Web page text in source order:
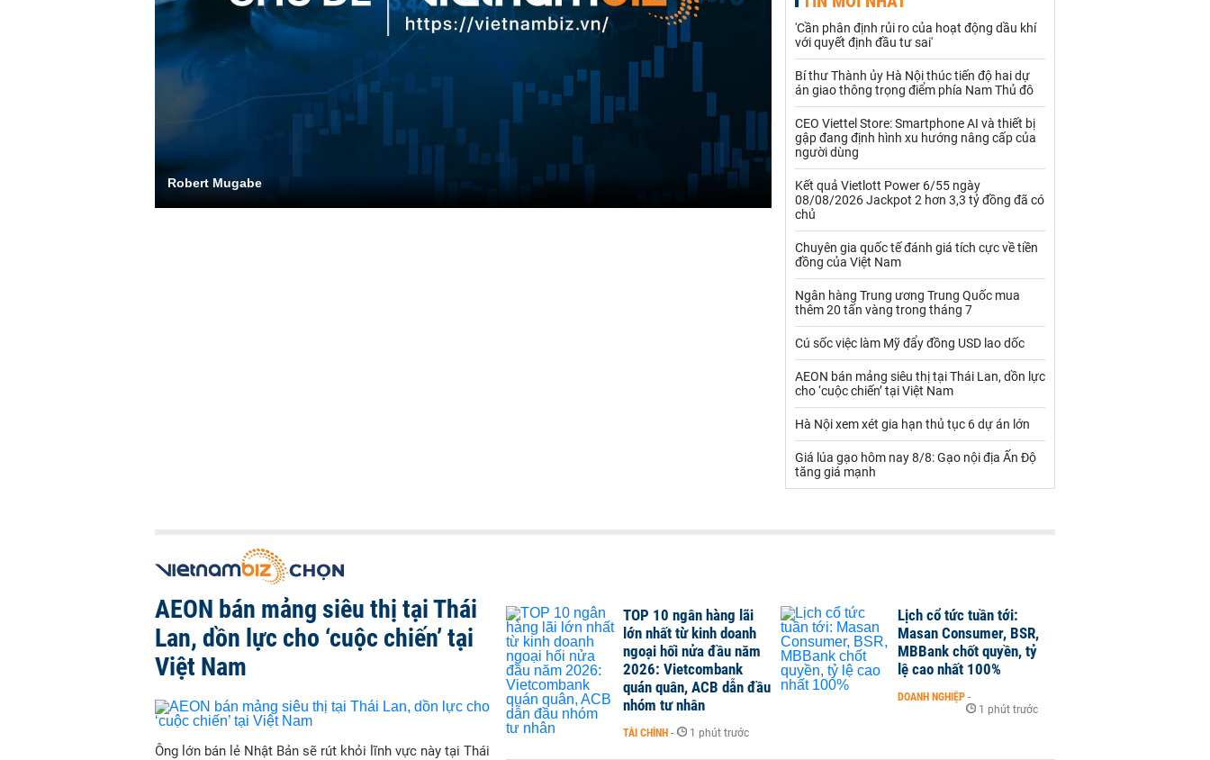
Robert Mugabe
Khí đốt
Kim loại khác Mắc ca
Muối
Nhựa - Hạt nhựa
Palladium Phân bón
Rau - Củ -Quả Sắt thép
Sữa
Than Thức ăn chăn nuôi
Thủy hải sản khác Tôm
Vàng
VLXD khác Xăng dầu
Xi măng - Clynker
'Cần phân định rủi ro của hoạt động dầu khí
với quyết định đầu tư sai'
Bí thư Thành ủy Hà Nội thúc tiến độ hai dự
án giao thông trọng điểm phía Nam Thủ đô
CEO Viettel Store: Smartphone AI và thiết bị
gập đang định hình xu hướng nâng cấp của
người dùng
Kết quả Vietlott Power 6/55 ngày
08/08/2026 Jackpot 2 hơn 3,3 tỷ đồng đã có
chủ
Chuyên gia quốc tế đánh giá tích cực về tiền
đồng của Việt Nam
Ngân hàng Trung ương Trung Quốc mua
thêm 20 tấn vàng trong tháng 7
Cú sốc việc làm Mỹ đẩy đồng USD lao dốc
AEON bán mảng siêu thị tại Thái Lan, dồn lực
cho ‘cuộc chiến’ tại Việt Nam
Hà Nội xem xét gia hạn thủ tục 6 dự án lớn
Giá lúa gạo hôm nay 8/8: Gạo nội địa Ấn Độ
tăng giá mạnh
AEON bán mảng siêu thị tại Thái
Lan, dồn lực cho ‘cuộc chiến’ tại
Việt Nam
Ông lớn bán lẻ Nhật Bản sẽ rút khỏi lĩnh vực này tại Thái
TOP 10 ngân hàng lãi
lớn nhất từ kinh doanh
ngoại hối nửa đầu năm
2026: Vietcombank
quán quân, ACB dẫn đầu
nhóm tư nhân
TÀI CHÍNH - 1 phút trước
Lịch cổ tức tuần tới:
Masan Consumer, BSR,
MBBank chốt quyền, tỷ
lệ cao nhất 100%
DOANH NGHIỆP -
1 phút trước